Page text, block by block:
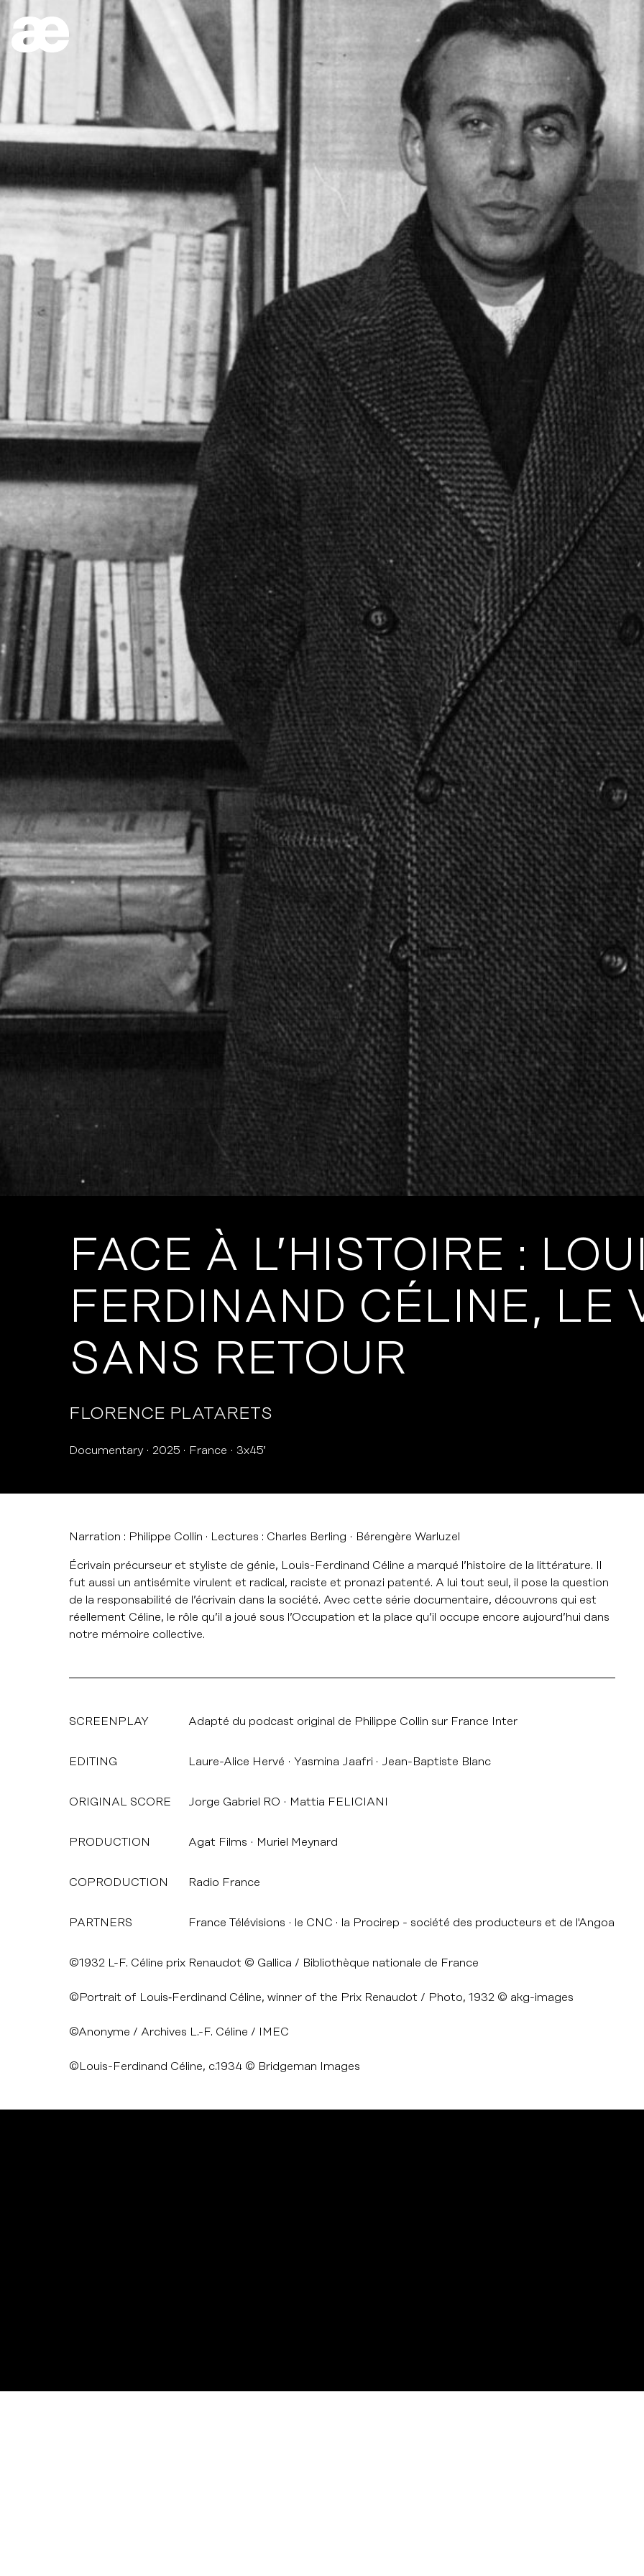
FACE À L’HISTOIRE :
FERDINAND CÉLINE, LE
SANS RETOUR
FLORENCE PLATARETS
Documentary 2025 France 3x45’
Narration : Philippe Collin · Lectures : Charles Berling Bérengère Warluzel
Écrivain précurseur et styliste de génie, Louis-Ferdinand Céline a marqué l’histoire de la littérature. Il
fut aussi un antisémite virulent et radical, raciste et pronazi patenté. A lui tout seul, il pose la question
de la responsabilité de l’écrivain dans la société. Avec cette série documentaire, découvrons qui est
réellement Céline, le rôle qu’il a joué sous l’Occupation et la place qu’il occupe encore aujourd’hui dans
notre mémoire collective.
SCREENPLAY Adapté du podcast original de Philippe Collin sur France Inter
EDITING Laure-Alice Hervé Yasmina Jaafri Jean-Baptiste Blanc
ORIGINAL SCORE Jorge Gabriel RO Mattia FELICIANI
PRODUCTION Agat Films Muriel Meynard
COPRODUCTION Radio France
PARTNERS France Télévisions le CNC la Procirep - société des producteurs et de l'Angoa
©1932 L-F. Céline prix Renaudot © Gallica / Bibliothèque nationale de France
©Portrait of Louis‐Ferdinand Céline, winner of the Prix Renaudot / Photo, 1932 © akg-images
©Anonyme / Archives L.-F. Céline / IMEC
©Louis-Ferdinand Céline, c.1934 © Bridgeman Images